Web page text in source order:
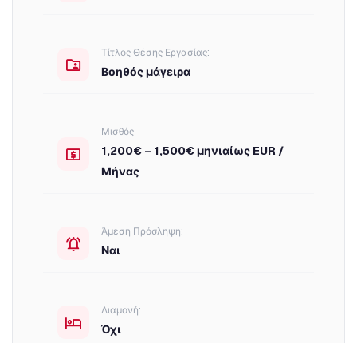
Τίτλος Θέσης Εργασίας:
Βοηθός μάγειρα
Μισθός
1,200€ – 1,500€ μηνιαίως EUR /
Μήνας
Άμεση Πρόσληψη:
Ναι
Διαμονή:
Όχι